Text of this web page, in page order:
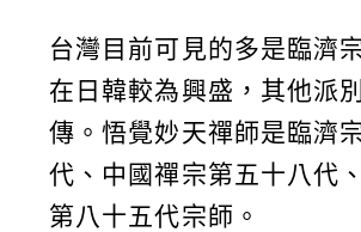
台灣目前可見的多是臨濟
在日韓較為興盛，其他派
傳。悟覺妙天禪師是臨濟
代、中國禪宗第五十八代
第八十五代宗師。